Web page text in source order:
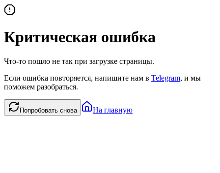
Критическая ошибка
Что-то пошло не так при загрузке страницы.
Если ошибка повторяется, напишите нам в Telegram, и мы
поможем разобраться.
Попробовать снова На главную